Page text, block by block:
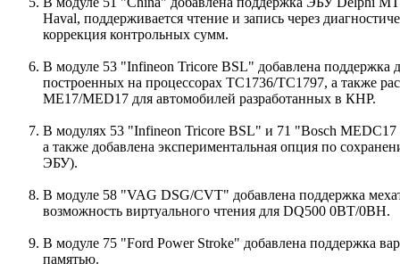
Haval, поддерживается чтение и запись через
коррекция контрольных сумм.
В модуле 53 "Infineon Tricore BSL" добавлена
построенных на процессорах TC1736/TC1797, а также
ME17/MED17 для автомобилей разработанных в КНР.
В модулях 53 "Infineon Tricore BSL" и 71 "Bosch
а также добавлена экспериментальная опция по
ЭБУ).
В модуле 58 "VAG DSG/CVT" добавлена поддержка
возможность виртуального чтения для DQ500 0BT/0BH.
В модуле 75 "Ford Power Stroke" добавлена поддержка
памятью.